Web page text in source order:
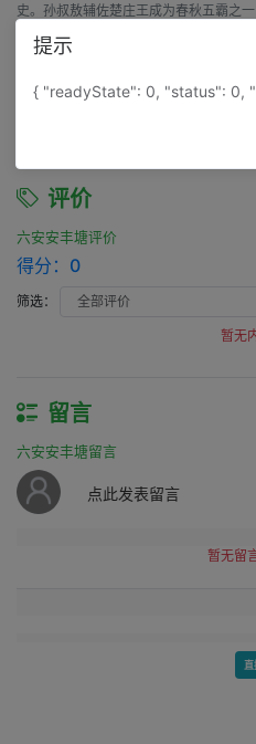
史。孙叔敖辅佐楚庄王成为春秋五霸之
代楚国相国孙叔敖主持修筑的大型水利
里”，后经历史沧桑，诸多变化，但千百
评价
六安安丰塘评价
得分： 0
筛选：
暂无
留言
六安安丰塘留言
点此发表留言
暂无留
直
提示
{ "readyState": 0, "status": 0,